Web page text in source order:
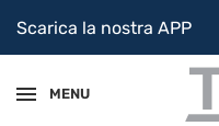
Scarica la nostra APP
MENU